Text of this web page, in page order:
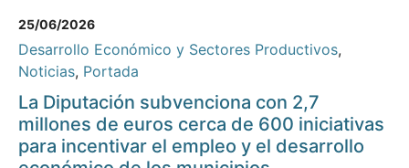
25/06/2026
Desarrollo Económico y Sectores Productivos,
Noticias, Portada
La Diputación subvenciona con 2,7
millones de euros cerca de 600 iniciativas
para incentivar el empleo y el desarrollo